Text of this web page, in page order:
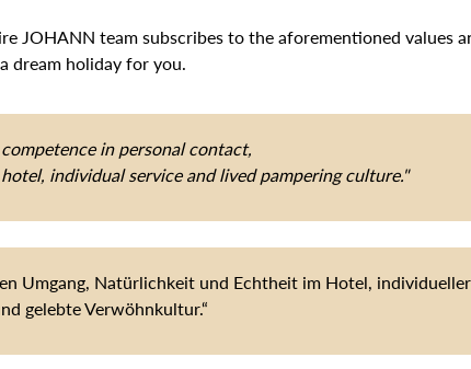
team subscribes to the aforementioned values
dream holiday for you.
in personal contact,
individual service and lived pampering culture."
Umgang, Natürlichkeit und Echtheit im Hotel, individueller
gelebte Verwöhnkultur.“